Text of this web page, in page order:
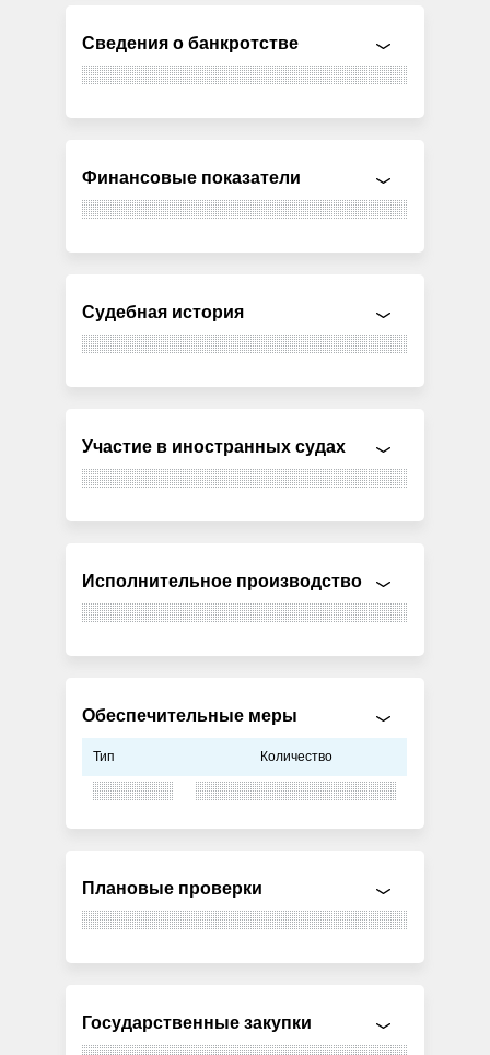
Сведения о банкротстве
Финансовые показатели
Судебная история
Участие в иностранных судах
Исполнительное производство
Обеспечительные меры
Тип Количество
Плановые проверки
Государственные закупки